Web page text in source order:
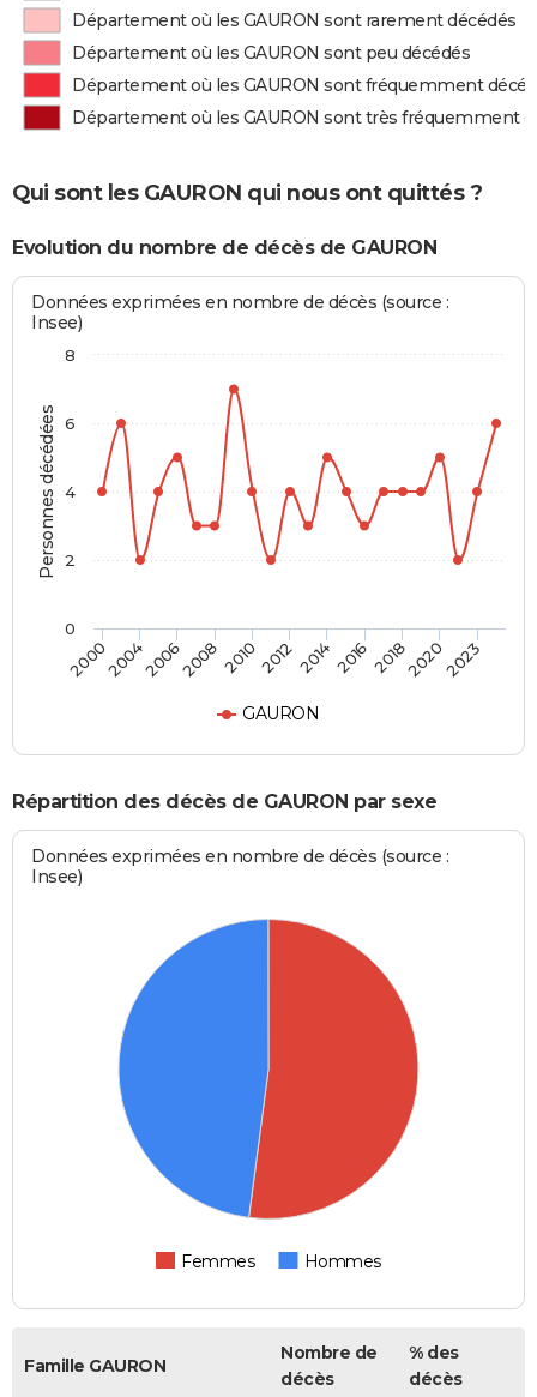
Département où les GAURON sont rarement décédés
Département où les GAURON sont peu décédés
Département où les GAURON sont fréquemment
Département où les GAURON sont très fréquemment
Qui sont les GAURON qui nous ont quittés ?
Evolution du nombre de décès de GAURON
Personnes décédées
Données exprimées en nombre de décès (source :
Insee)
GAURON
20002004200620082010201220142016201820202023
0
2
4
6
8
Répartition des décès de GAURON par sexe
Données exprimées en nombre de décès (source :
Insee)
Femmes Hommes
Famille GAURON
Nombre de
décès
% des
décès